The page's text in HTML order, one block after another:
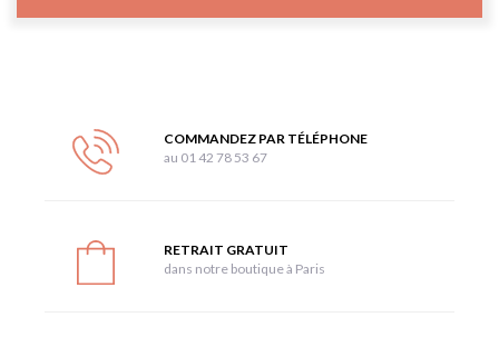
COMMANDEZ PAR TÉLÉPHONE
au 01 42 78 53 67
RETRAIT GRATUIT
dans notre boutique à Paris